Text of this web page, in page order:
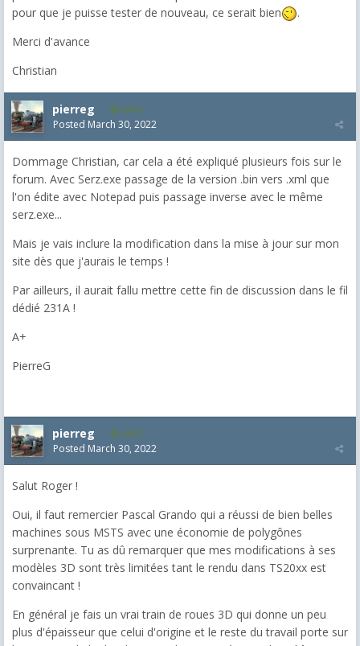
pour que je puisse tester de nouveau, ce serait bien
.
Merci d'avance
Christian
pierreg 4,012
Posted March 30, 2022
Dommage Christian, car cela a été expliqué plusieurs fois sur le
forum. Avec Serz.exe passage de la version .bin vers .xml que
l'on édite avec Notepad puis passage inverse avec le même
serz.exe...
Mais je vais inclure la modification dans la mise à jour sur mon
site dès que j'aurais le temps !
Par ailleurs, il aurait fallu mettre cette fin de discussion dans le fil
dédié 231A !
A+
PierreG
pierreg 4,012
Posted March 30, 2022
Salut Roger !
Oui, il faut remercier Pascal Grando qui a réussi de bien belles
machines sous MSTS avec une économie de polygônes
surprenante. Tu as dû remarquer que mes modifications à ses
modèles 3D sont très limitées tant le rendu dans TS20xx est
convaincant !
En général je fais un vrai train de roues 3D qui donne un peu
plus d'épaisseur que celui d'origine et le reste du travail porte sur